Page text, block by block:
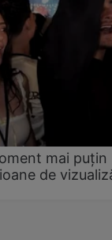
mai puțin
de